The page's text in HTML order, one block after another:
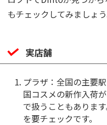
もチェックしてみましょう
実店舗
プラザ：全国の主要
国コスメの新作入荷
で扱うこともありま
を要チェックです。